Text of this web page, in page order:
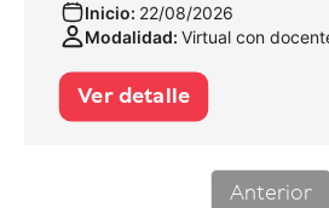
Inicio: 22/08/2026
Modalidad: Virtual con
Ver detalle
Anterior